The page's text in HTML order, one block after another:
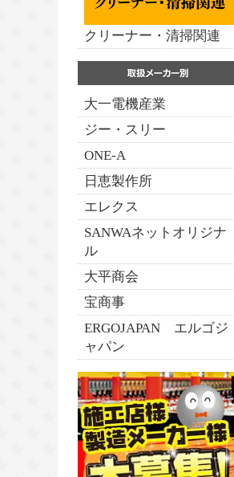
クリーナー・清掃関連
大一電機産業
ジー・スリー
ONE-A
日恵製作所
エレクス
SANWAネットオリジナ
ル
大平商会
宝商事
ERGOJAPAN エルゴジ
ャパン